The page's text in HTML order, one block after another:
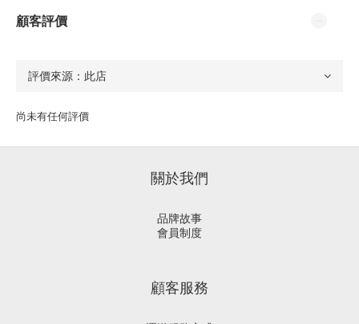
顧客評價
尚未有任何評價
關於我們
品牌故事
會員制度
顧客服務